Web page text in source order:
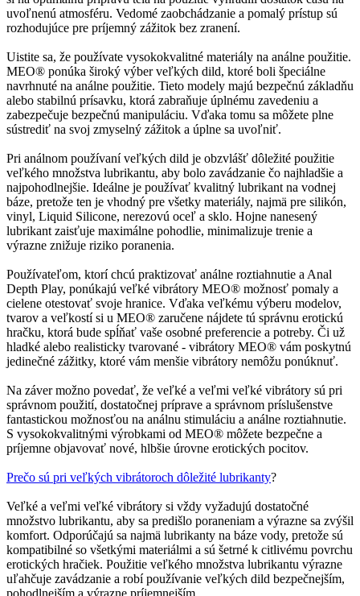
uvoľnenú atmosféru. Vedomé zaobchádzanie a pomalý prístup sú
rozhodujúce pre príjemný zážitok bez zranení.
Uistite sa, že používate vysokokvalitné materiály na análne použitie.
MEO® ponúka široký výber veľkých dild, ktoré boli špeciálne
navrhnuté na análne použitie. Tieto modely majú bezpečnú základňu
alebo stabilnú prísavku, ktorá zabraňuje úplnému zavedeniu a
zabezpečuje bezpečnú manipuláciu. Vďaka tomu sa môžete plne
sústrediť na svoj zmyselný zážitok a úplne sa uvoľniť.
Pri análnom používaní veľkých dild je obzvlášť dôležité použitie
veľkého množstva lubrikantu, aby bolo zavádzanie čo najhladšie a
najpohodlnejšie. Ideálne je používať kvalitný lubrikant na vodnej
báze, pretože ten je vhodný pre všetky materiály, najmä pre silikón,
vinyl, Liquid Silicone, nerezovú oceľ a sklo. Hojne nanesený
lubrikant zaisťuje maximálne pohodlie, minimalizuje trenie a
výrazne znižuje riziko poranenia.
Používateľom, ktorí chcú praktizovať análne roztiahnutie a Anal
Depth Play, ponúkajú veľké vibrátory MEO® možnosť pomaly a
cielene otestovať svoje hranice. Vďaka veľkému výberu modelov,
tvarov a veľkostí si u MEO® zaručene nájdete tú správnu erotickú
hračku, ktorá bude spĺňať vaše osobné preferencie a potreby. Či už
hladké alebo realisticky tvarované - vibrátory MEO® vám poskytnú
jedinečné zážitky, ktoré vám menšie vibrátory nemôžu ponúknuť.
Na záver možno povedať, že veľké a veľmi veľké vibrátory sú pri
správnom použití, dostatočnej príprave a správnom príslušenstve
fantastickou možnosťou na análnu stimuláciu a análne roztiahnutie.
S vysokokvalitnými výrobkami od MEO® môžete bezpečne a
príjemne objavovať nové, hlbšie úrovne erotických pocitov.
Prečo sú pri veľkých vibrátoroch dôležité lubrikanty?
Veľké a veľmi veľké vibrátory si vždy vyžadujú dostatočné
množstvo lubrikantu, aby sa predišlo poraneniam a výrazne sa zvýšil
komfort. Odporúčajú sa najmä lubrikanty na báze vody, pretože sú
kompatibilné so všetkými materiálmi a sú šetrné k citlivému povrchu
erotických hračiek. Použitie veľkého množstva lubrikantu výrazne
uľahčuje zavádzanie a robí používanie veľkých dild bezpečnejším,